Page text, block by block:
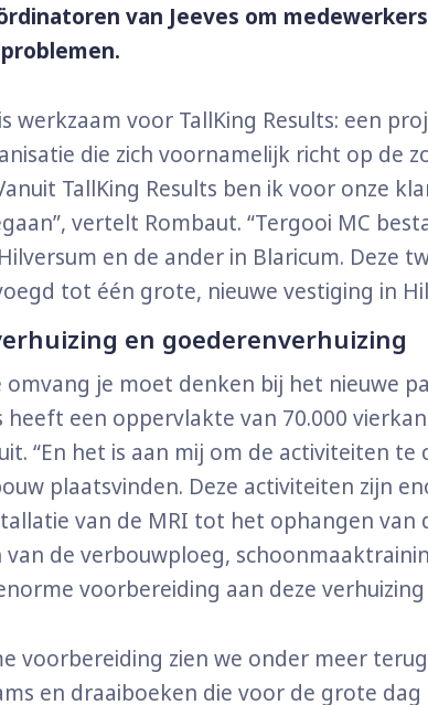
van Jeeves om
werkzaam voor TallKing Results: een
die zich voornamelijk richt op de
TallKing Results ben ik voor onze
vertelt Rombaut. “Tergooi MC
en de ander in Blaricum. Deze
tot één grote, nieuwe vestiging in
en goederenverhuizing
omvang je moet denken bij het nieuwe
heeft een oppervlakte van 70.000
“En het is aan mij om de activiteiten te
plaatsvinden. Deze activiteiten zijn
van de MRI tot het ophangen van
van de verbouwploeg,
voorbereiding aan deze
voorbereiding zien we onder meer
en draaiboeken die voor de grote dag